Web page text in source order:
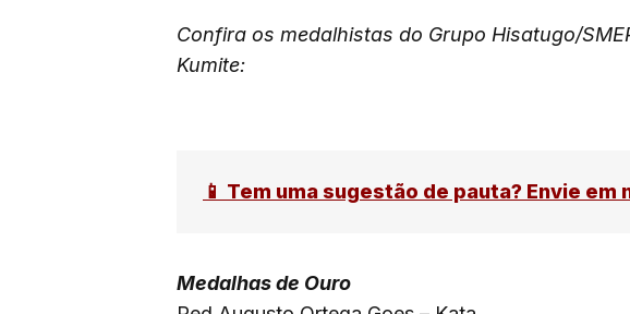
Confira os medalhistas do Grupo Hisatugo/
Kumite:
📱 Tem uma sugestão de pauta? Envie em
Medalhas de Ouro